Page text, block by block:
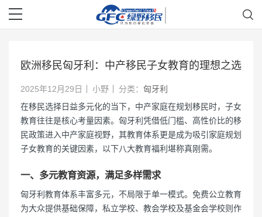
欧洲移民匈牙利：中产移民子女教育的理想之选
2025年12月29日 小野 分类： 匈牙利
在移民选择日益多元化的当下，中产家庭在规划移民时，子女
教育往往是核心考量因素。匈牙利凭借低门槛、高性价比的移
民政策进入中产家庭视野，其教育体系更是成为吸引家庭规划
子女教育的关键因素，以下八大教育福利堪称真刚需。
一、多元教育资源，满足多样需求
匈牙利教育体系丰富多元，不局限于单一模式。免费公立教育
为大众提供基础保障，私立学校、教会学校及基金会学校则作